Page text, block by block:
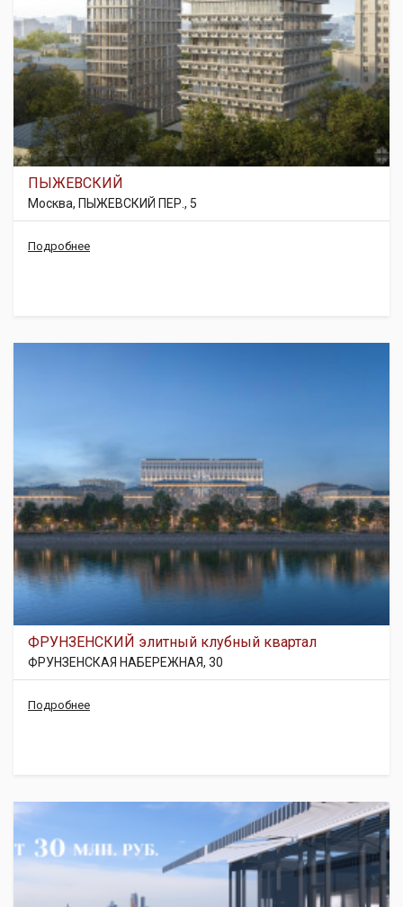
ПЫЖЕВСКИЙ
Москва, ПЫЖЕВСКИЙ ПЕР., 5
Подробнее
ФРУНЗЕНСКИЙ элитный клубный квартал
ФРУНЗЕНСКАЯ НАБЕРЕЖНАЯ, 30
Подробнее